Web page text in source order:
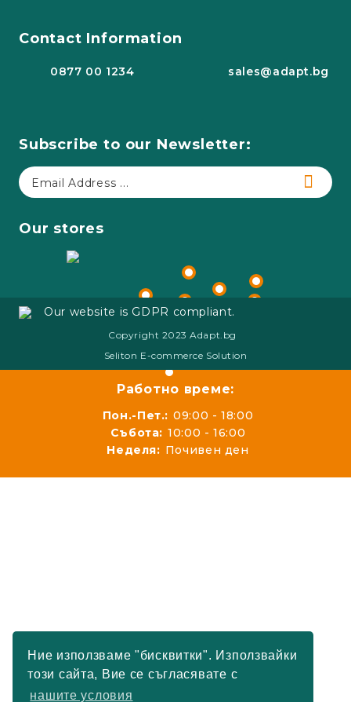
Ние използваме "бисквитки". Използвайки
този сайта, Вие се съгласявате с
нашите условия
Contact Information
0877 00 1234 sales@adapt.bg
Subscribe to our Newsletter:
Our stores
Our website is GDPR compliant.
Copyright 2023 Adapt.bg
Seliton E-commerce Solution
Работно време:
Пон.-Пет.: 09:00 - 18:00
Събота: 10:00 - 16:00
Неделя: Почивен ден